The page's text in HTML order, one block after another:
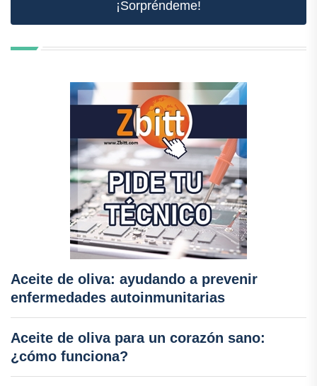
¡Sorpréndeme!
Aceite de oliva: ayudando a prevenir
enfermedades autoinmunitarias
Aceite de oliva para un corazón sano:
¿cómo funciona?